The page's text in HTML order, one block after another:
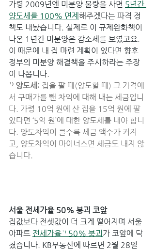
가령 2009년엔 미분양 물량을 사면 5년간
양도세를 100% 면제 해주겠다는 파격 정
책도 내놨습니다. 실제로 이 규제완화책이
나온 1년간 미분양은 감소세를 보였고요.
이 때문에 내 집 마련 계획이 있다면 향후
정부의 미분양 해결책을 주시하라는 주장
이 나옵니다.
¹⁾ 양도세: 집을 팔 때(양도할 때) 그 가격에
서 구매가를 뺀 차익에 대해 내는 세금입니
다. 가령 10억 원에 산 집을 15억 원에 팔
았다면 ‘5억 원’에 대한 양도세를 내야 합니
다. 양도차익이 클수록 세금 액수가 커지
고, 양도차익이 마이너스면 세금도 내지 않
습니다.
서울 전세가율 50% 붕괴 코앞
집값보다 전셋값이 더 크게 떨어지며 서울
아파트 전세가율¹⁾ 50% 붕괴 가 코앞에 닥
쳤습니다. KB부동산에 따르면 2월 28일